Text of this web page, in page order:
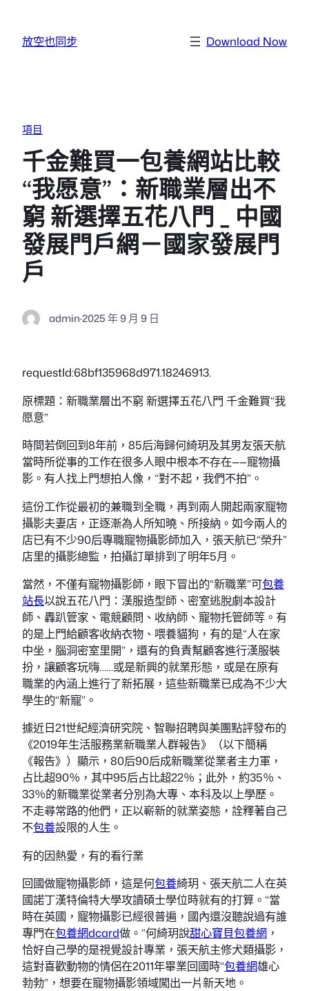
放空也同步 Download Now
項目
千金難買一包養網站比較
“我愿意”：新職業層出不
窮 新選擇五花八門 _ 中國
發展門戶網－國家發展門
戶
admin·2025 年 9 月 9 日
requestId:68bf135968d971.18246913.
原標題：新職業層出不窮 新選擇五花八門 千金難買“我
愿意”
時間若倒回到8年前，85后海歸何綺玥及其男友張天航
當時所從事的工作在很多人眼中根本不存在——寵物攝
影。有人找上門想拍人像，“對不起，我們不拍”。
這份工作從最初的兼職到全職，再到兩人開起兩家寵物
攝影夫妻店，正逐漸為人所知曉、所接納。如今兩人的
店已有不少90后專職寵物攝影師加入，張天航已“榮升”
店里的攝影總監，拍攝訂單排到了明年5月。
當然，不僅有寵物攝影師，眼下冒出的“新職業”可包養
站長以說五花八門：漢服造型師、密室逃脫劇本設計
師、轟趴管家、電競顧問、收納師、寵物托管師等。有
的是上門給顧客收納衣物、喂養貓狗，有的是“人在家
中坐，腦洞密室里開”，還有的負責幫顧客進行漢服裝
扮，讓顧客玩嗨……或是新興的就業形態，或是在原有
職業的內涵上進行了新拓展，這些新職業已成為不少大
學生的“新寵”。
據近日21世紀經濟研究院、智聯招聘與美團點評發布的
《2019年生活服務業新職業人群報告》（以下簡稱
《報告》）顯示，80后90后成新職業從業者主力軍，
占比超90％，其中95后占比超22％；此外，約35％、
33％的新職業從業者分別為大專、本科及以上學歷。
不走尋常路的他們，正以嶄新的就業姿態，詮釋著自己
不包養設限的人生。
有的因熱愛，有的看行業
回國做寵物攝影師，這是何包養綺玥、張天航二人在英
國諾丁漢特倫特大學攻讀碩士學位時就有的打算。“當
時在英國，寵物攝影已經很普遍，國內還沒聽說過有誰
專門在包養網dcard做。”何綺玥說甜心寶貝包養網 ，
恰好自己學的是視覺設計專業，張天航主修犬類攝影，
這對喜歡動物的情侶在2011年畢業回國時“包養網雄心
勃勃”，想要在寵物攝影領域闖出一片新天地。